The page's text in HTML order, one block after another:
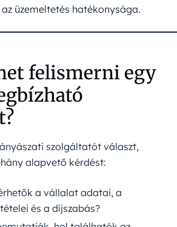
üzemeltetés hatékonysága.
felismerni egy
szolgáltatót választ,
alapvető kérdést:
a vállalat adatai, a
és a díjszabás?